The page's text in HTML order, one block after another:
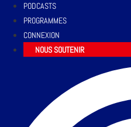
PODCASTS
PROGRAMMES
CONNEXION
NOUS SOUTENIR